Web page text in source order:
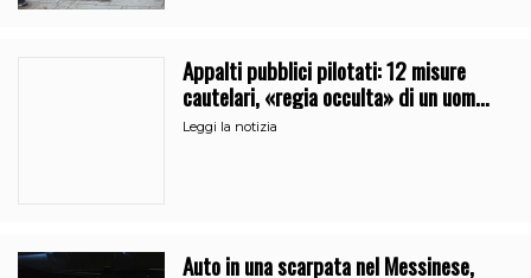
Appalti pubblici pilotati: 12 misure
cautelari, «regia occulta» di un uomo
vicino al clan
Leggi la notizia
Auto in una scarpata nel Messinese,